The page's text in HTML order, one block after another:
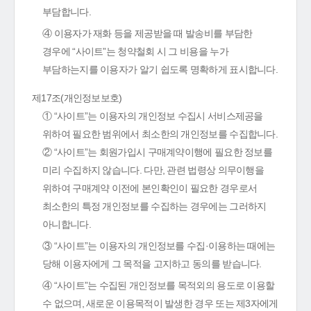
부담합니다.
④ 이용자가 재화 등을 제공받을 때 발송비를 부담한
경우에 “사이트”는 청약철회 시 그 비용을 누가
부담하는지를 이용자가 알기 쉽도록 명확하게 표시합니다.
제17조(개인정보보호)
① “사이트”는 이용자의 개인정보 수집시 서비스제공을
위하여 필요한 범위에서 최소한의 개인정보를 수집합니다.
② “사이트”는 회원가입시 구매계약이행에 필요한 정보를
미리 수집하지 않습니다. 다만, 관련 법령상 의무이행을
위하여 구매계약 이전에 본인확인이 필요한 경우로서
최소한의 특정 개인정보를 수집하는 경우에는 그러하지
아니합니다.
③ “사이트”는 이용자의 개인정보를 수집·이용하는 때에는
당해 이용자에게 그 목적을 고지하고 동의를 받습니다.
④ “사이트”는 수집된 개인정보를 목적외의 용도로 이용할
수 없으며, 새로운 이용목적이 발생한 경우 또는 제3자에게